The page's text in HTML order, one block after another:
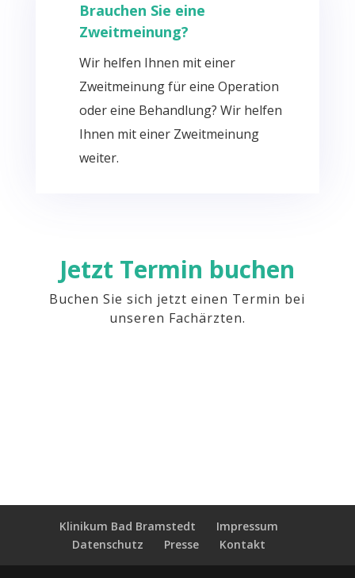
Brauchen Sie eine
Zweitmeinung?
Wir helfen Ihnen mit einer
Zweitmeinung für eine Operation
oder eine Behandlung? Wir helfen
Ihnen mit einer Zweitmeinung
weiter.
Jetzt Termin buchen
Buchen Sie sich jetzt einen Termin bei
unseren Fachärzten.
Klinikum Bad Bramstedt
Impressum
Datenschutz
Presse Kontakt